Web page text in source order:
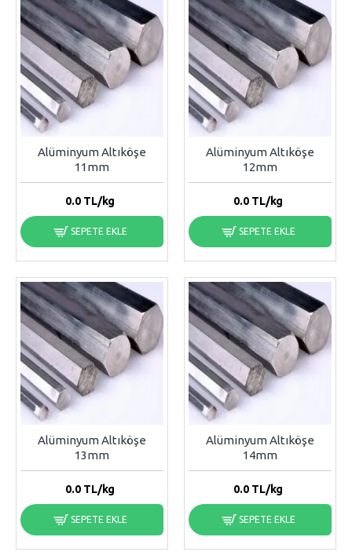
Alüminyum Altıköşe
11mm
0.0TL/kg
SEPETE EKLE
Alüminyum Altıköşe
12mm
0.0TL/kg
SEPETE EKLE
Alüminyum Altıköşe
13mm
0.0TL/kg
SEPETE EKLE
Alüminyum Altıköşe
14mm
0.0TL/kg
SEPETE EKLE